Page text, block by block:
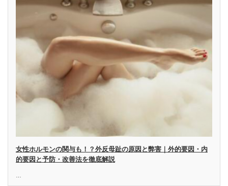
女性ホルモンの関与も！？外反母趾の原因と弊害｜外的要因・内
的要因と予防・改善法を徹底解説